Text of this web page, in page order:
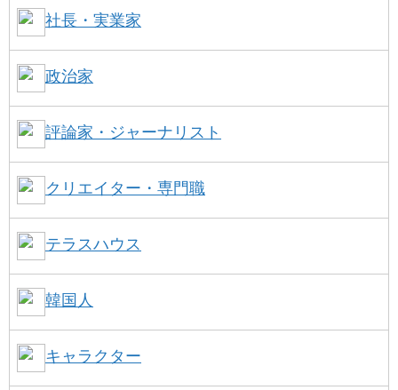
社長・実業家
政治家
評論家・ジャーナリスト
クリエイター・専門職
テラスハウス
韓国人
キャラクター